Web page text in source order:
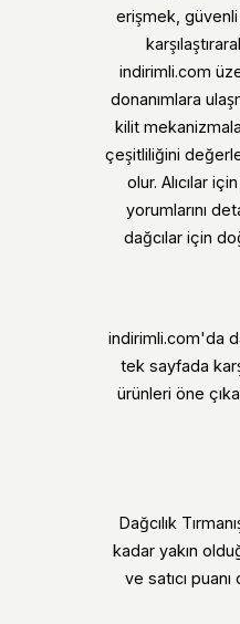
erişmek, güvenli
indirimli.com
donanımlara
kilit
çeşitliliğini
olur. Alıcılar
yorumlarını
dağcılar için
indirimli.com'da
tek sayfada
ürünleri öne
Dağcılık
kadar yakın
ve satıcı